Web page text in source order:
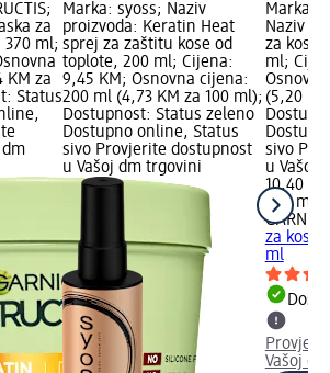
za
370 ml;
KM za
Status
Marka: syoss; Naziv
proizvoda: Keratin Heat
sprej za zaštitu kose od
toplote, 200 ml; Cijena:
9,45 KM; Osnovna cijena:
200 ml (4,73 KM za 100 ml);
Dostupnost: Status zeleno
Dostupno online, Status
sivo Provjerite dostupnost
u Vašoj dm trgovini
Marka:
Naziv
za kosu
ml;
(5,20
sivo
u Vašoj
10,40 KM
200 ml
za kosu
ml
Vašoj